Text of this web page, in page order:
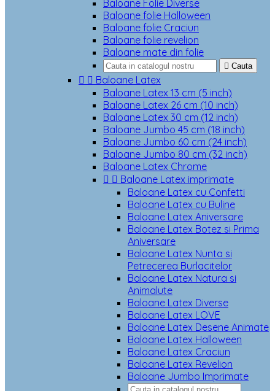
Baloane Folie Diverse
Baloane folie Halloween
Baloane folie Craciun
Baloane folie revelion
Baloane mate din folie
 Cauta
  Baloane Latex
Baloane Latex 13 cm (5 inch)
Baloane Latex 26 cm (10 inch)
Baloane Latex 30 cm (12 inch)
Baloane Jumbo 45 cm (18 inch)
Baloane Jumbo 60 cm (24 inch)
Baloane Jumbo 80 cm (32 inch)
Baloane Latex Chrome
  Baloane Latex imprimate
Baloane Latex cu Confetti
Baloane Latex cu Buline
Baloane Latex Aniversare
Baloane Latex Botez si Prima
Aniversare
Baloane Latex Nunta si
Petrecerea Burlacitelor
Baloane Latex Natura si
Animalute
Baloane Latex Diverse
Baloane Latex LOVE
Baloane Latex Desene Animate
Baloane Latex Halloween
Baloane Latex Craciun
Baloane Latex Revelion
Baloane Jumbo Imprimate